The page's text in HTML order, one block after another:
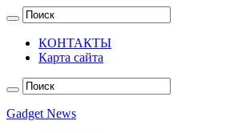
КОНТАКТЫ
Карта сайта
Gadget News